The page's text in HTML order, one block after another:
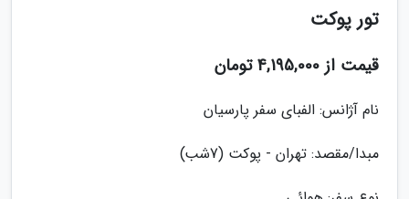
تور پوکت
قیمت از 4,195,000 تومان
نام آژانس: الفبای سفر پارسیان
مبدا/مقصد: تهران - پوکت (7شب)